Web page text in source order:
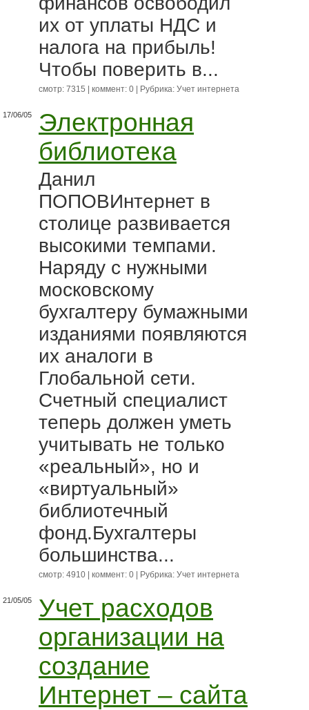
их от уплаты НДС и
налога на прибыль!
Чтобы поверить в...
смотр: 7315 | коммент: 0 | Рубрика: Учет интернета
17/06/05
Электронная
библиотека
Данил
ПОПОВИнтернет в
столице развивается
высокими темпами.
Наряду с нужными
московскому
бухгалтеру бумажными
изданиями появляются
их аналоги в
Глобальной сети.
Счетный специалист
теперь должен уметь
учитывать не только
«реальный», но и
«виртуальный»
библиотечный
фонд.Бухгалтеры
большинства...
смотр: 4910 | коммент: 0 | Рубрика: Учет интернета
21/05/05
Учет расходов
организации на
создание
Интернет – сайта